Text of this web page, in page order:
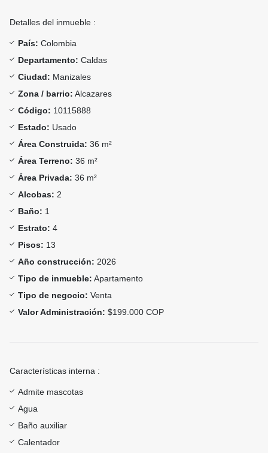
Detalles del inmueble :
País: Colombia
Departamento: Caldas
Ciudad: Manizales
Zona / barrio: Alcazares
Código: 10115888
Estado: Usado
Área Construida: 36 m²
Área Terreno: 36 m²
Área Privada: 36 m²
Alcobas: 2
Baño: 1
Estrato: 4
Pisos: 13
Año construcción: 2026
Tipo de inmueble: Apartamento
Tipo de negocio: Venta
Valor Administración: $199.000 COP
Características interna :
Admite mascotas
Agua
Baño auxiliar
Calentador